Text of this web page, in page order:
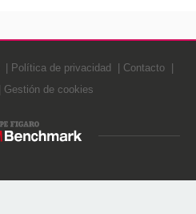
Política de privacidad
Contacto
Gestión de cookies